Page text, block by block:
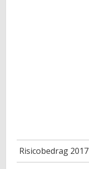
Risicobedrag 2017